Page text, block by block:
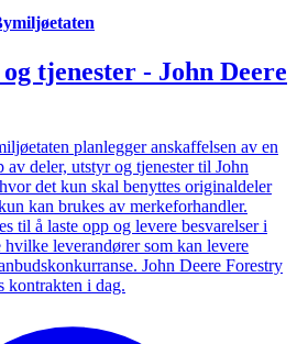
tjenester - John Deere
planlegger anskaffelsen av en
av deler, utstyr og tjenester til John
det kun skal benyttes originaldeler
kan brukes av merkeforhandler.
til å laste opp og levere besvarelser i
leverandører som kan levere
John Deere Forestry
kontrakten i dag.